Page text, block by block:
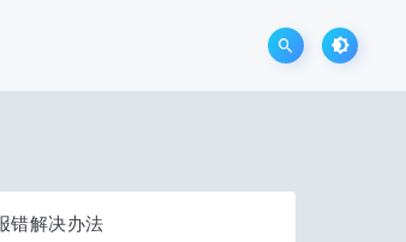
错解决办法